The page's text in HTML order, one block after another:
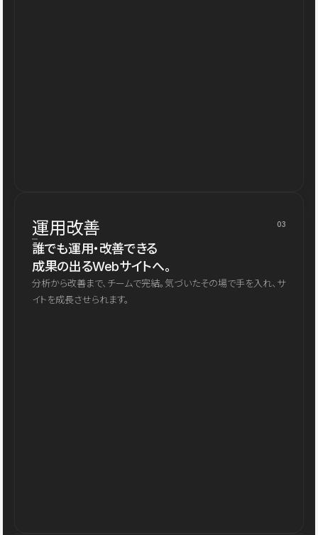
運用改善 03
誰でも運用・改善できる
成果の出るWebサイトへ。
分析から改善まで、チームで完結。気づいたその場で手を入れ、サ
イトを成長させられます。